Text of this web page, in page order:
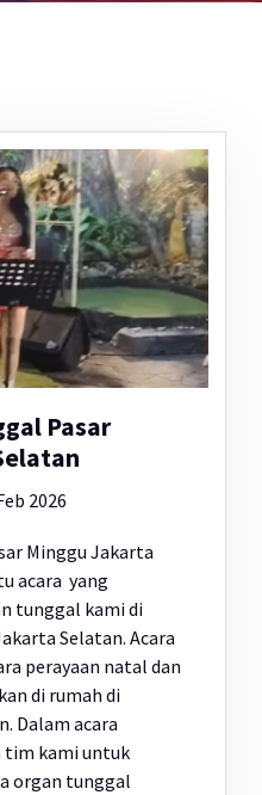
Pasar
2026
Minggu Jakarta
acara yang
tunggal kami di
Selatan. Acara
perayaan natal dan
di rumah di
Dalam acara
kami untuk
organ tunggal